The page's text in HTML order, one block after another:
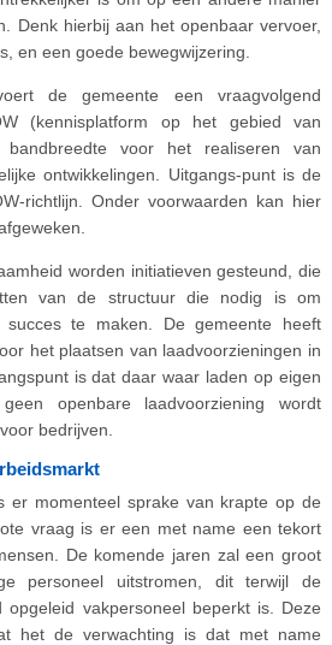
Denk hierbij aan het openbaar vervoer,
en een goede bewegwijzering.
de gemeente een vraagvolgend
(kennisplatform op het gebied van
bandbreedte voor het realiseren van
ontwikkelingen. Uitgangs-punt is de
richtlijn. Onder voorwaarden kan hier
worden initiatieven gesteund, die
van de structuur die nodig is om
te maken. De gemeente heeft
het plaatsen van laadvoorzieningen in
is dat daar waar laden op eigen
openbare laadvoorziening wordt
bedrijven.
er momenteel sprake van krapte op de
vraag is er een met name een tekort
De komende jaren zal een groot
personeel uitstromen, dit terwijl de
opgeleid vakpersoneel beperkt is. Deze
het de verwachting is dat met name